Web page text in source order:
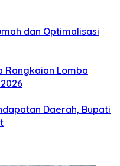
dan Optimalisasi
Rangkaian Lomba
Daerah, Bupati